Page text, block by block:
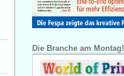
Die Branche am Montag!